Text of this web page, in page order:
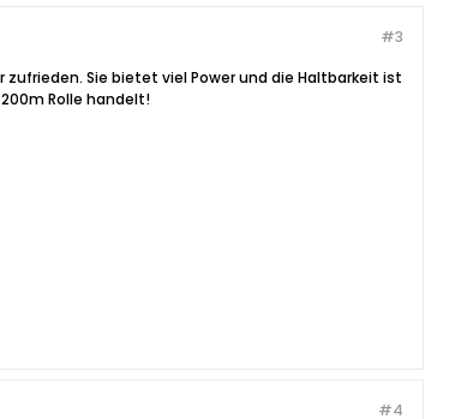
#3
Sie bietet viel Power und die Haltbarkeit ist
Rolle handelt!
#4